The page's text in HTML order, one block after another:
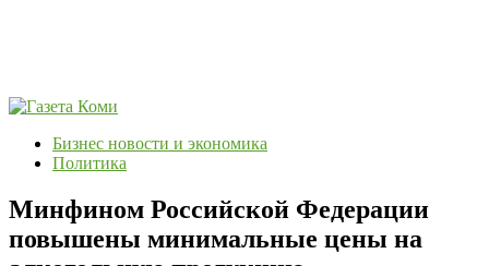
Бизнес новости и экономика
Политика
Минфином Российской Федерации
повышены минимальные цены на